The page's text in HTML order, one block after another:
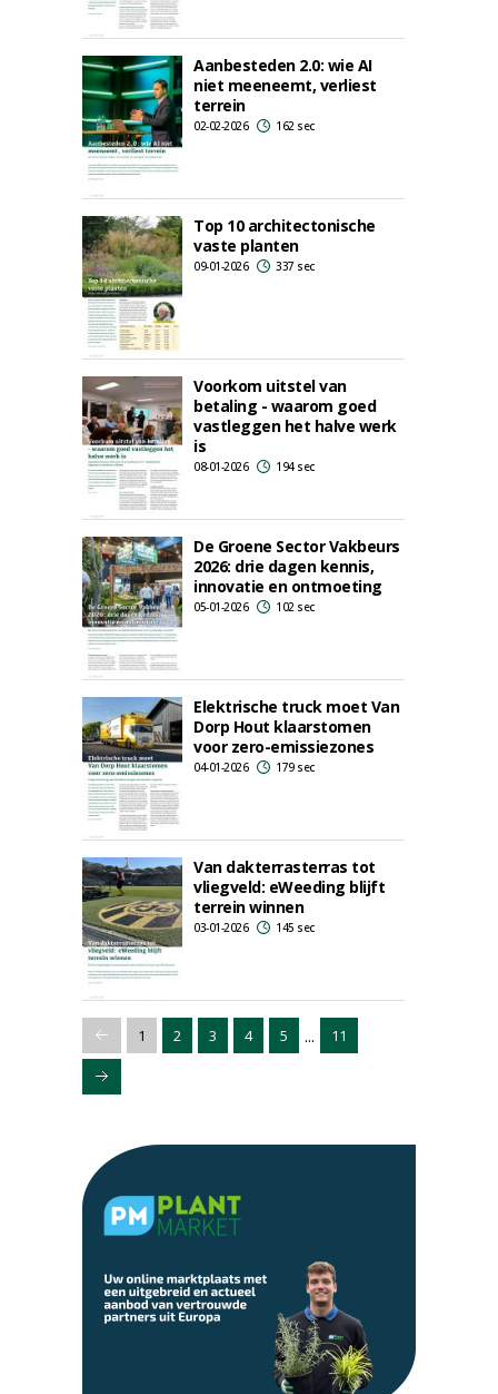
Aanbesteden 2.0: wie AI
niet meeneemt, verliest
terrein
02-02-2026 162 sec
Top 10 architectonische
vaste planten
09-01-2026 337 sec
Voorkom uitstel van
betaling - waarom goed
vastleggen het halve werk
is
08-01-2026 194 sec
De Groene Sector Vakbeurs
2026: drie dagen kennis,
innovatie en ontmoeting
05-01-2026 102 sec
Elektrische truck moet Van
Dorp Hout klaarstomen
voor zero-emissiezones
04-01-2026 179 sec
Van dakterrasterras tot
vliegveld: eWeeding blijft
terrein winnen
03-01-2026 145 sec
1 2 3 4 5 ... 11